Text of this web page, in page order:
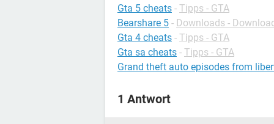
Gta 5 cheats - Tipps - GTA
Bearshare 5 - Downloads -
Gta 4 cheats - Tipps - GTA
Gta sa cheats - Tipps - GTA
Grand theft auto episodes from
1 Antwort